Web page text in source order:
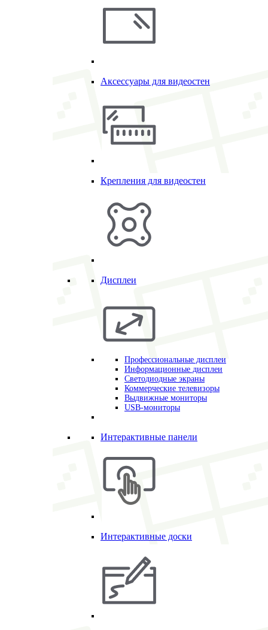
Аксессуары для видеостен
Крепления для видеостен
Дисплеи
Профессиональные дисплеи
Информационные дисплеи
Светодиодные экраны
Коммерческие телевизоры
Выдвижные мониторы
USB-мониторы
Интерактивные панели
Интерактивные доски